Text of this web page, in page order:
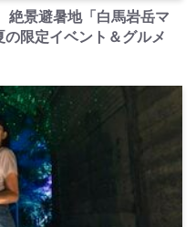
絶景避暑地「白馬岩岳マ
限定イベント＆グルメ